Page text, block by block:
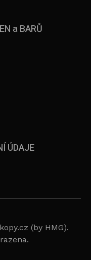
a BARŮ
ÚDAJE
(by HMG).